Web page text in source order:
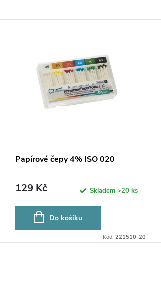
Papírové čepy 4% ISO 020
129 Kč Skladem >20 ks
Do košíku
Kód: 221510-20